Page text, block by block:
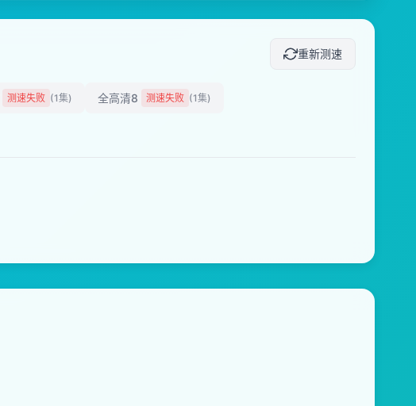
重新测速
测速失败 (1集) 全高清8 测速失败 (1集)